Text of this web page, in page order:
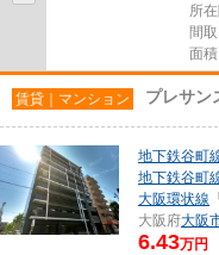
所
間
面
賃貸｜マンション プレサン
地下鉄谷町
地下鉄谷町
大阪環状線 「
大阪府大阪
6.43万円